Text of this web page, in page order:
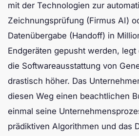
mit der Technologien zur
Zeichnungsprüfung (Firmus AI)
Datenübergabe (Handoff) in
Endgeräten gepusht werden,
die Softwareausstattung von
drastisch höher. Das
diesen Weg einen beachtlichen
einmal seine
prädiktiven Algorithmen und das